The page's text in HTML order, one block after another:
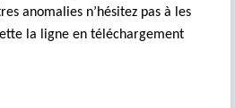
anomalies n’hésitez pas à les
la ligne en téléchargement